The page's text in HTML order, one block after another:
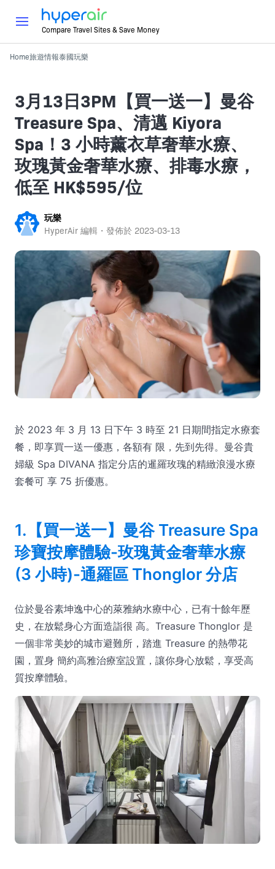
Compare Travel Sites & Save Money
Home旅遊情報泰國玩樂
3月13日3PM【買一送一】曼谷
Treasure Spa、清邁 Kiyora
Spa！3 小時薰衣草奢華水療、
玫瑰黃金奢華水療、排毒水療，
低至 HK$595/位
玩樂
HyperAir 編輯・發佈於 2023-03-13
於 2023 年 3 月 13 日下午 3 時至 21 日期間指定水療套
餐，即享買一送一優惠，各額有 限，先到先得。曼谷貴
婦級 Spa DIVANA 指定分店的暹羅玫瑰的精緻浪漫水療
套餐可 享 75 折優惠。
1.【買一送一】曼谷 Treasure Spa
珍寶按摩體驗-玫瑰黃金奢華水療
(3 小時)-通羅區 Thonglor 分店
位於曼谷素坤逸中心的萊雅納水療中心，已有十餘年歷
史，在放鬆身心方面造詣很 高。Treasure Thonglor 是
一個非常美妙的城市避難所，踏進 Treasure 的熱帶花
園，置身 簡約高雅治療室設置，讓你身心放鬆，享受高
質按摩體驗。